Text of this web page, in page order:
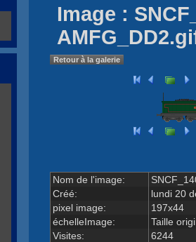
Image :
Retour à la galerie
Nom de l'image:
Créé:
lundi 20
pixel image:
197x44
échelleImage:
Taille
Visites:
6244